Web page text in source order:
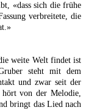
«dass sich die frühe
verbreitete, die
weite Welt findet ist
steht mit dem
und zwar seit der
hört von der Melodie,
bringt das Lied nach